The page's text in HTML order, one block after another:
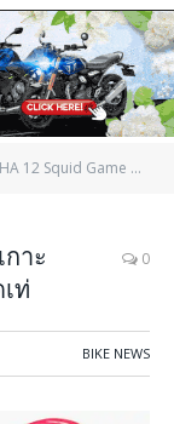
Game : เกาะกระแส โกโกวา ด้วยหมวกซิ่งสุดเท่
าะ
ท่
0
BIKE NEWS